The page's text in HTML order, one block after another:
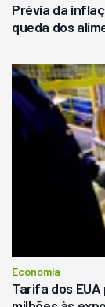
Prévia da
queda dos
Economia
Tarifa dos